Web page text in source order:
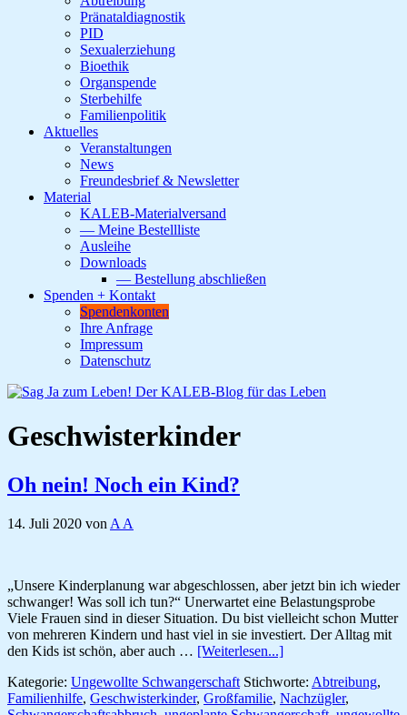
Pränataldiagnostik
PID
Sexualerziehung
Bioethik
Organspende
Sterbehilfe
Familienpolitik
Aktuelles
Veranstaltungen
News
Freundesbrief & Newsletter
Material
KALEB-Materialversand
— Meine Bestellliste
Ausleihe
Downloads
— Bestellung abschließen
Spenden + Kontakt
Spendenkonten
Ihre Anfrage
Impressum
Datenschutz
Geschwisterkinder
Oh nein! Noch ein Kind?
14. Juli 2020 von A A
„Unsere Kinderplanung war abgeschlossen, aber jetzt bin ich wieder
schwanger! Was soll ich tun?“ Unerwartet eine Belastungsprobe
Viele Frauen sind in dieser Situation. Du bist vielleicht schon Mutter
von mehreren Kindern und hast viel in sie investiert. Der Alltag mit
den Kids ist schön, aber auch … [Weiterlesen...]ÜberOh
Noch
ein
Kategorie: Ungewollte Schwangerschaft Stichworte: Abtreibung,
Familienhilfe, Geschwisterkinder, Großfamilie, Nachzügler,